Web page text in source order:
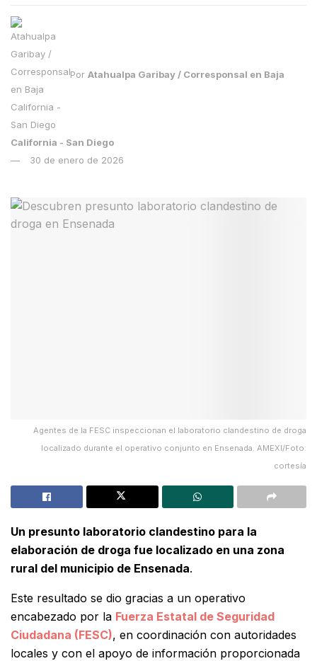
Por Atahualpa Garibay / Corresponsal en Baja
California - San Diego
30 de enero de 2026
Agentes de la FESC inspeccionan el laboratorio clandestino de droga
localizado durante el operativo conjunto en Ensenada. AMEXI/Foto:
cortesía
Un presunto laboratorio clandestino para la
elaboración de droga fue localizado en una zona
rural del municipio de Ensenada.
Este resultado se dio gracias a un operativo
encabezado por la Fuerza Estatal de Seguridad
Ciudadana (FESC), en coordinación con autoridades
locales y con el apoyo de información proporcionada